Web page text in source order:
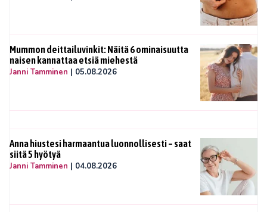
Mummon deittailuvinkit: Näitä 6 ominaisuutta
naisen kannattaa etsiä miehestä
Janni Tamminen | 05.08.2026
Anna hiustesi harmaantua luonnollisesti – saat
siitä 5 hyötyä
Janni Tamminen | 04.08.2026